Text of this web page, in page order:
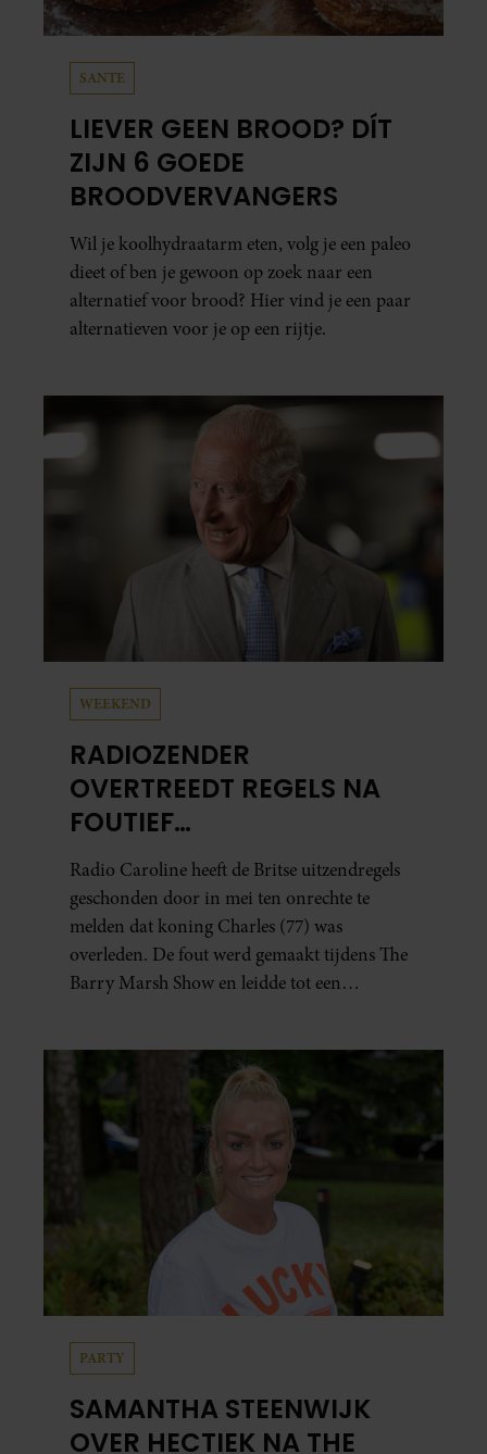
SANTE
LIEVER GEEN BROOD? DÍT
ZIJN 6 GOEDE
BROODVERVANGERS
Wil je koolhydraatarm eten, volg je een paleo
dieet of ben je gewoon op zoek naar een
alternatief voor brood? Hier vind je een paar
alternatieven voor je op een rijtje.
WEEKEND
RADIOZENDER
OVERTREEDT REGELS NA
FOUTIEF
OVERLIJDENSBERICHT
KONING CHARLES
Radio Caroline heeft de Britse uitzendregels
geschonden door in mei ten onrechte te
melden dat koning Charles (77) was
overleden. De fout werd gemaakt tijdens The
Barry Marsh Show en leidde tot een
PARTY
SAMANTHA STEENWIJK
OVER HECTIEK NA THE